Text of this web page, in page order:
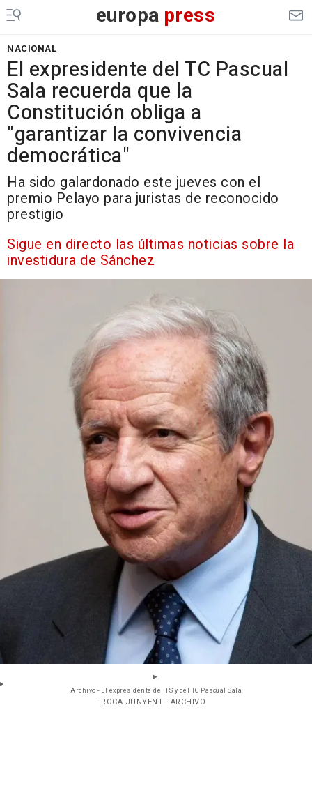
europa press
NACIONAL
El expresidente del TC Pascual
Sala recuerda que la
Constitución obliga a
"garantizar la convivencia
democrática"
Ha sido galardonado este jueves con el
premio Pelayo para juristas de reconocido
prestigio
Sigue en directo las últimas noticias sobre la
investidura de Sánchez
Archivo - El expresidente del TS y del TC Pascual Sala
- ROCA JUNYENT - ARCHIVO